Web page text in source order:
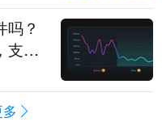
吗？
支持